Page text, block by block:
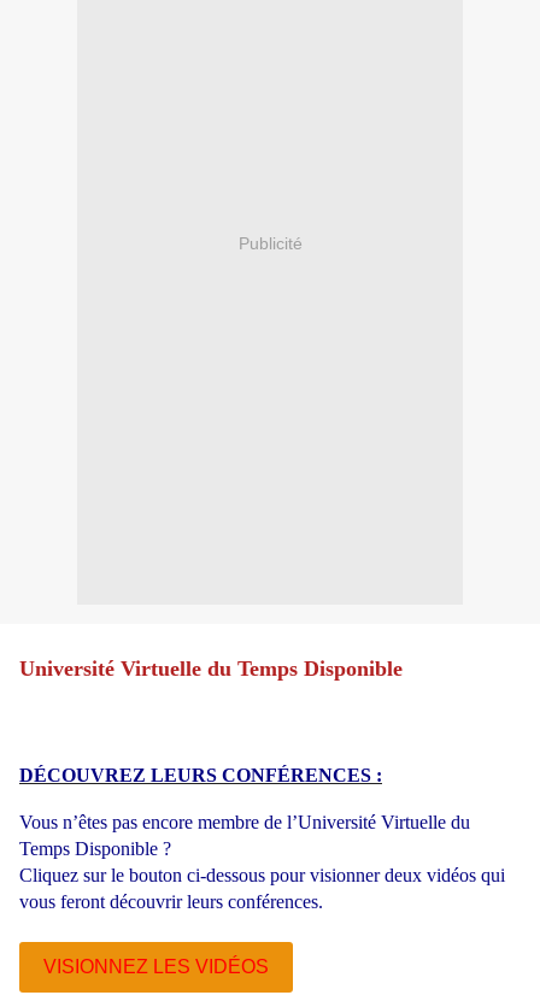
Publicité
Université Virtuelle du Temps Disponible
DÉCOUVREZ LEURS CONFÉRENCES :
Vous n’êtes pas encore membre de l’Université Virtuelle du
Temps Disponible ?
Cliquez sur le bouton ci-dessous pour visionner deux vidéos qui
vous feront découvrir leurs conférences.
VISIONNEZ LES VIDÉOS